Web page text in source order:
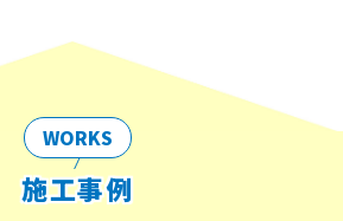
WORKS
施工事例